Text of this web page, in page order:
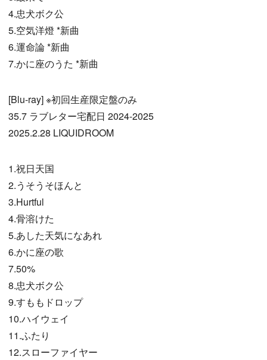
4.忠犬ボク公
5.空気洋燈 *新曲
6.運命論 *新曲
7.かに座のうた *新曲
[Blu-ray] ※初回生産限定盤のみ
35.7 ラブレター宅配日 2024-2025
2025.2.28 LIQUIDROOM
1.祝日天国
2.うそうそほんと
3.Hurtful
4.骨溶けた
5.あした天気になあれ
6.かに座の歌
7.50%
8.忠犬ボク公
9.すももドロップ
10.ハイウェイ
11.ふたり
12.スローファイヤー